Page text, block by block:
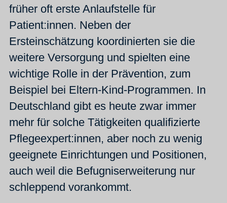
früher oft erste Anlaufstelle für
Patient:innen. Neben der
Ersteinschätzung koordinierten sie die
weitere Versorgung und spielten eine
wichtige Rolle in der Prävention, zum
Beispiel bei Eltern-Kind-Programmen. In
Deutschland gibt es heute zwar immer
mehr für solche Tätigkeiten qualifizierte
Pflegeexpert:innen, aber noch zu wenig
geeignete Einrichtungen und Positionen,
auch weil die Befugniserweiterung nur
schleppend vorankommt.